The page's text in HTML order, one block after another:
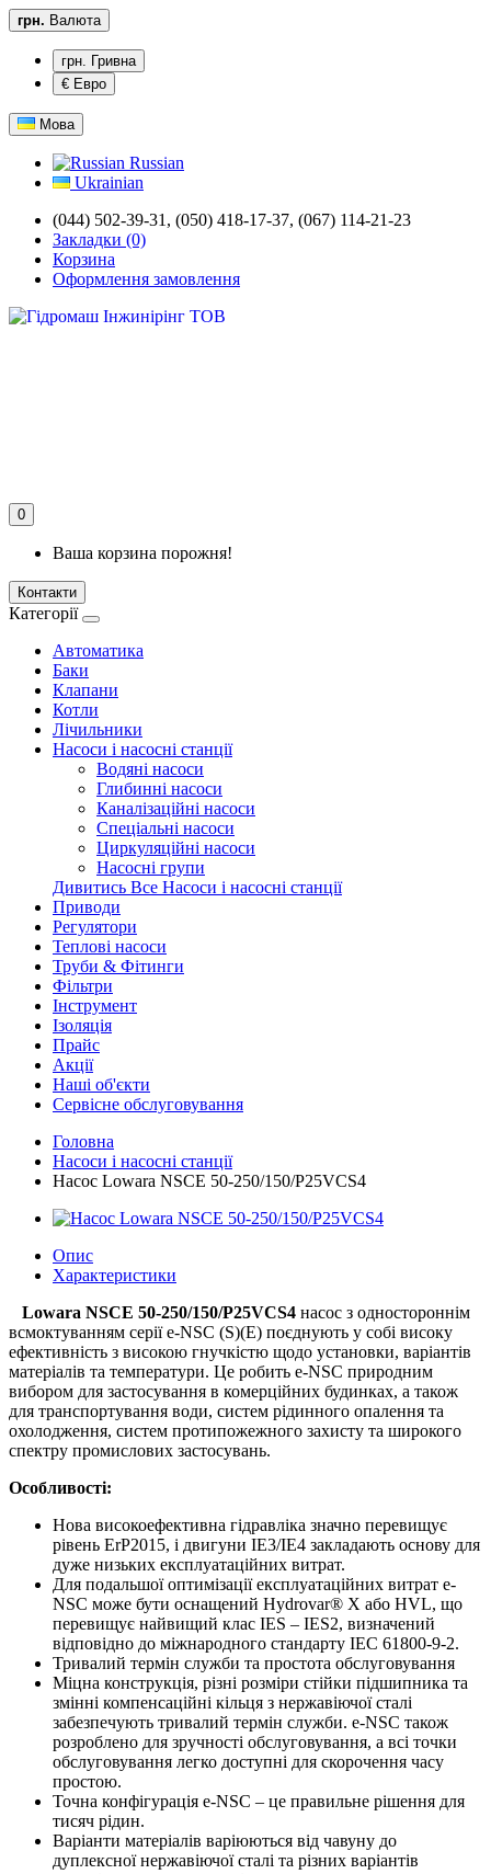
грн. Валюта
грн. Гривна
€ Евро
Мова
Russian
Ukrainian
(044) 502-39-31, (050) 418-17-37, (067) 114-21-23
Закладки (0)
Корзина
Оформлення замовлення
0
Ваша корзина порожня!
Контакти
Категорії
Автоматика
Баки
Клапани
Котли
Лічильники
Насоси і насосні станції
Водяні насоси
Глибинні насоси
Каналізаційні насоси
Спеціальні насоси
Циркуляційні насоси
Насосні групи
Дивитись Все Насоси і насосні станції
Приводи
Регулятори
Теплові насоси
Труби & Фітинги
Фільтри
Інструмент
Ізоляція
Прайс
Акції
Наші об'єкти
Сервісне обслуговування
Головна
Насоси і насосні станції
Насос Lowara NSCE 50-250/150/P25VCS4
Опис
Характеристики
Lowara NSCE 50-250/150/P25VCS4 насос з одностороннім
всмоктуванням серії e-NSC (S)(E) поєднують у собі високу
ефективність з високою гнучкістю щодо установки, варіантів
матеріалів та температури. Це робить e-NSC природним
вибором для застосування в комерційних будинках, а також
для транспортування води, систем рідинного опалення та
охолодження, систем протипожежного захисту та широкого
спектру промислових застосувань.
Особливості:
Нова високоефективна гідравліка значно перевищує
рівень ErP2015, і двигуни IE3/IE4 закладають основу для
дуже низьких експлуатаційних витрат.
Для подальшої оптимізації експлуатаційних витрат e-
NSC може бути оснащений Hydrovar® X або HVL, що
перевищує найвищий клас IES – IES2, визначений
відповідно до міжнародного стандарту IEC 61800-9-2.
Тривалий термін служби та простота обслуговування
Міцна конструкція, різні розміри стійки підшипника та
змінні компенсаційні кільця з нержавіючої сталі
забезпечують тривалий термін служби. e-NSC також
розроблено для зручності обслуговування, а всі точки
обслуговування легко доступні для скорочення часу
простою.
Точна конфігурація e-NSC – це правильне рішення для
тисяч рідин.
Варіанти матеріалів варіюються від чавуну до
дуплексної нержавіючої сталі та різних варіантів